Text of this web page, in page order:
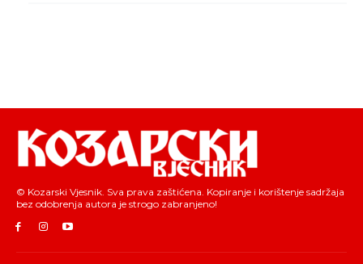
© Kozarski Vjesnik. Sva prava zaštićena. Kopiranje i korištenje sadržaja
bez odobrenja autora je strogo zabranjeno!